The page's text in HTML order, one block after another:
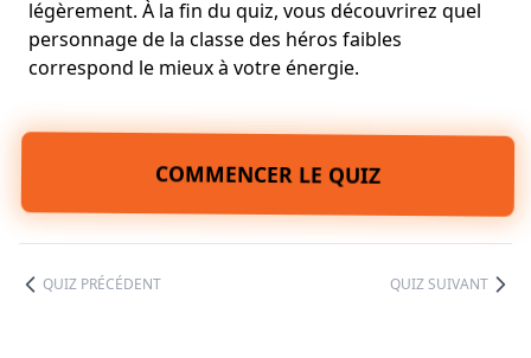
légèrement. À la fin du quiz, vous découvrirez quel
personnage de la classe des héros faibles
correspond le mieux à votre énergie.
COMMENCER LE QUIZ
QUIZ PRÉCÉDENT QUIZ SUIVANT